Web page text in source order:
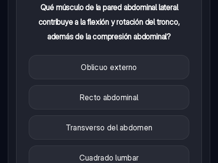
Qué músculo de la pared abdominal lateral
contribuye a la flexión y rotación del tronco,
además de la compresión abdominal?
Oblicuo externo
Recto abdominal
Transverso del abdomen
Cuadrado lumbar